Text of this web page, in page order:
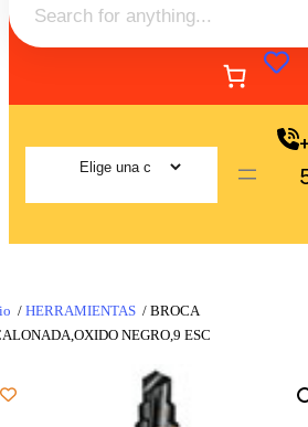
/ HERRAMIENTAS / BROCA
NEGRO,9 ESC